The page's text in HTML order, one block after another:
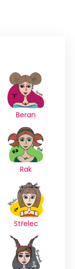
Beran
Rak
Střelec